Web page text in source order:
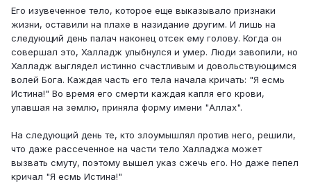
Его изувеченное тело, которое еще выказывало признаки
жизни, оставили на плахе в назидание другим. И лишь на
следующий день палач наконец отсек ему голову. Когда он
совершал это, Халладж улыбнулся и умер. Люди завопили, но
Халладж выглядел истинно счастливым и довольствующимся
волей Бога. Каждая часть его тела начала кричать: "Я есмь
Истина!" Во время его смерти каждая капля его крови,
упавшая на землю, приняла форму имени "Аллах".
На следующий день те, кто злоумышлял против него, решили,
что даже рассеченное на части тело Халладжа может
вызвать смуту, поэтому вышел указ сжечь его. Но даже пепел
кричал "Я есмь Истина!"